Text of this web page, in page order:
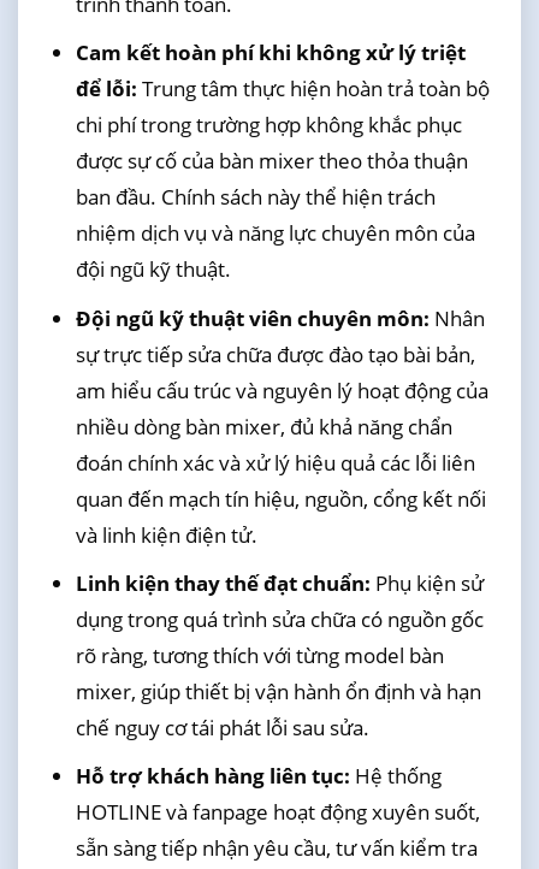
Cam kết hoàn phí khi không xử lý triệt
để lỗi: Trung tâm thực hiện hoàn trả toàn bộ
chi phí trong trường hợp không khắc phục
được sự cố của bàn mixer theo thỏa thuận
ban đầu. Chính sách này thể hiện trách
nhiệm dịch vụ và năng lực chuyên môn của
đội ngũ kỹ thuật.
Đội ngũ kỹ thuật viên chuyên môn: Nhân
sự trực tiếp sửa chữa được đào tạo bài bản,
am hiểu cấu trúc và nguyên lý hoạt động của
nhiều dòng bàn mixer, đủ khả năng chẩn
đoán chính xác và xử lý hiệu quả các lỗi liên
quan đến mạch tín hiệu, nguồn, cổng kết nối
và linh kiện điện tử.
Linh kiện thay thế đạt chuẩn: Phụ kiện sử
dụng trong quá trình sửa chữa có nguồn gốc
rõ ràng, tương thích với từng model bàn
mixer, giúp thiết bị vận hành ổn định và hạn
chế nguy cơ tái phát lỗi sau sửa.
Hỗ trợ khách hàng liên tục: Hệ thống
HOTLINE và fanpage hoạt động xuyên suốt,
sẵn sàng tiếp nhận yêu cầu, tư vấn kiểm tra